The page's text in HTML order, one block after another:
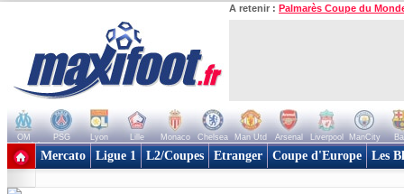
A retenir : Palmarès Coupe du
OM PSG Lyon Lille Monaco Chelsea Man Utd Arsenal Liverpool ManCity
+ de clubs
Mercato Ligue 1 L2/Coupes Etranger Coupe d'Europe Les